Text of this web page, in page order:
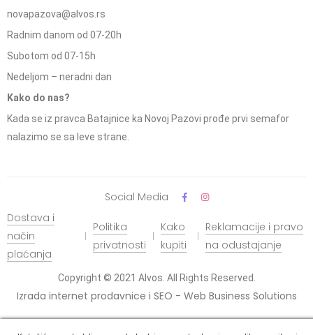
novapazova@alvos.rs
Radnim danom od 07-20h
Subotom od 07-15h
Nedeljom – neradni dan
Kako do nas?
Kada se iz pravca Batajnice ka Novoj Pazovi prođe prvi semafor
nalazimo se sa leve strane.
Copyright © 2021 Alvos. All Rights Reserved.
Izrada internet prodavnice i SEO - Web Business Solutions
Dostava i
način
plaćanja
Politika
privatnosti
Kako
kupiti
Reklamacije i pravo
na odustajanje
Social Media